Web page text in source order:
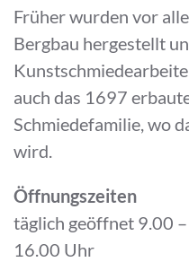
Früher wurden vor
Bergbau hergestellt
auch das 1697
Schmiedefamilie, wo
wird.
Öffnungszeiten
täglich geöffnet 9.00
16.00 Uhr